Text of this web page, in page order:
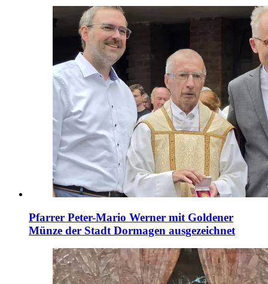
Pfarrer Peter-Mario Werner mit Goldener
Münze der Stadt Dormagen ausgezeichnet